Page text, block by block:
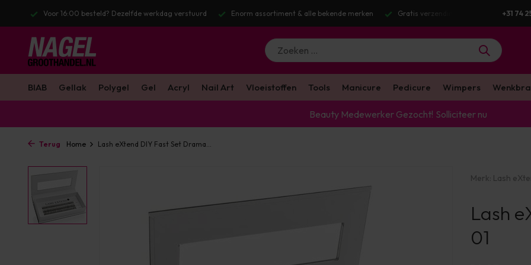
verstuurd Enorm assortiment & alle bekende merken Gratis verzending v.a. €100 excl. BTW Voor 16:00 besteld? Dezelfde +31 74
BIAB Gellak Polygel Gel Acryl Nail Art Vloeistoffen Tools Manicure Pedicure Wimpers
Beauty Medewerker Gezocht! Solliciteer nu
Terug Home Lash eXtend DIY Fast Set Drama...
Merk: Lash
Lash
01